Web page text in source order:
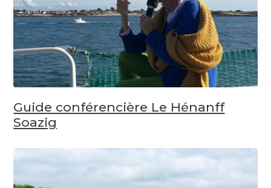
Guide conférencière Le Hénanff
Soazig